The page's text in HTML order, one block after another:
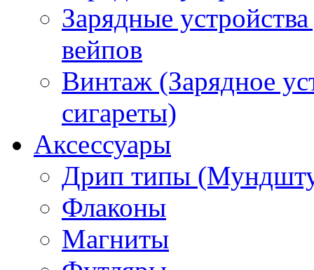
Зарядные
вейпов
Винтаж (Зарядное
сигареты)
Аксессуары
Дрип типы
Флаконы
Магниты